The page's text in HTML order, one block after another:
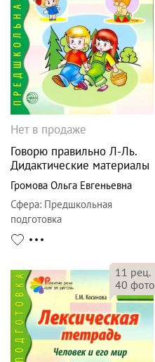
Нет в продаже
Говорю правильно Л-Ль.
Дидактические материалы
Громова Ольга Евгеньевна
Сфера: Предшкольная
подготовка
11 рец.
40 фото